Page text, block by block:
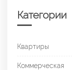
Категории
Квартиры
Коммерческая